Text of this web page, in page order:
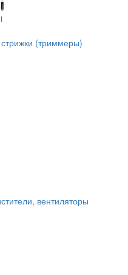
(триммеры)
вентиляторы